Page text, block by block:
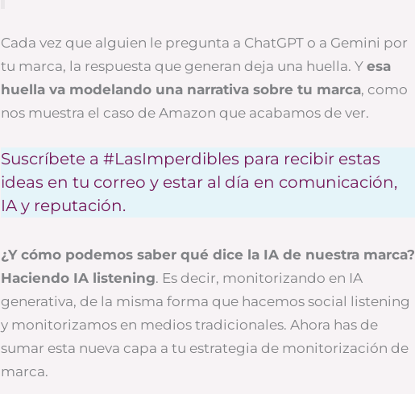
Cada vez que alguien le pregunta a ChatGPT o a Gemini por
tu marca, la respuesta que generan deja una huella. Yesa
huella va modelando una narrativa sobre tu marca, como
nos muestra el caso de Amazon que acabamos de ver.
Suscríbete a #LasImperdibles para recibir estas
ideas en tu correo y estar al día en comunicación,
IA y reputación.
¿Y cómo podemos saber qué dice la IA de nuestra marca?
Haciendo IA listening. Es decir, monitorizando en IA
generativa, de la misma forma que hacemos social listening
y monitorizamos en medios tradicionales. Ahora has de
sumar esta nueva capa a tu estrategia de monitorización de
marca.